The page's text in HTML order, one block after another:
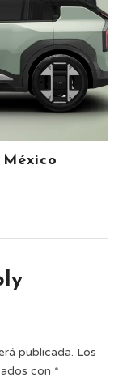
publicada. Los
con *